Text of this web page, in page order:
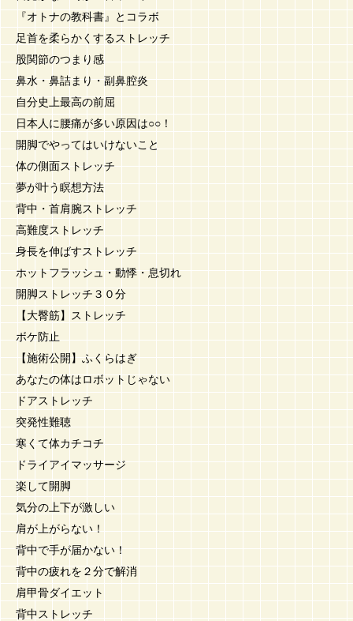
『オトナの教科書』とコラボ
足首を柔らかくするストレッチ
股関節のつまり感
鼻水・鼻詰まり・副鼻腔炎
自分史上最高の前屈
日本人に腰痛が多い原因は○○！
開脚でやってはいけないこと
体の側面ストレッチ
夢が叶う瞑想方法
背中・首肩腕ストレッチ
高難度ストレッチ
身長を伸ばすストレッチ
ホットフラッシュ・動悸・息切れ
開脚ストレッチ３０分
【大臀筋】ストレッチ
ボケ防止
【施術公開】ふくらはぎ
あなたの体はロボットじゃない
ドアストレッチ
突発性難聴
寒くて体カチコチ
ドライアイマッサージ
楽して開脚
気分の上下が激しい
肩が上がらない！
背中で手が届かない！
背中の疲れを２分で解消
肩甲骨ダイエット
背中ストレッチ